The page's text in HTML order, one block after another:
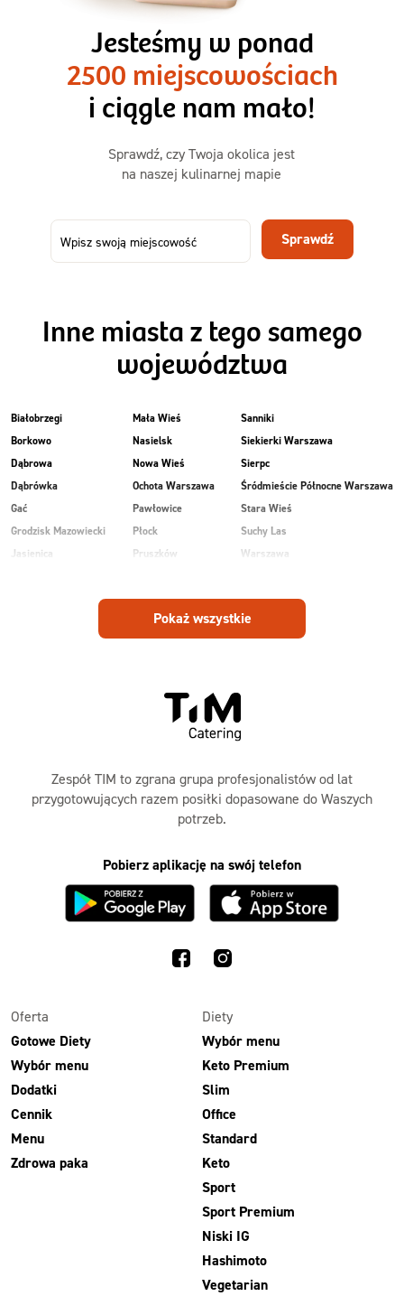
1500kcal - 2250kcal
3 sycące posiłki o większej objętości. Mniej dań,
ta sama wygoda!
50,31 zł
73,99
-32%
Menu
Jesteśmy w ponad
2500 miejscowościach
i ciągle nam mało!
Sprawdź, czy Twoja okolica jest
na naszej kulinarnej mapie
Sprawdź
Inne miasta z tego samego
województwa
Białobrzegi
Borkowo
Dąbrowa
Dąbrówka
Gać
Grodzisk Mazowiecki
Jasienica
Mała Wieś
Nasielsk
Nowa Wieś
Ochota Warszawa
Pawłowice
Płock
Pruszków
Radom
Ruda
Sanniki
Siekierki Warszawa
Sierpc
Śródmieście Północne Warszawa
Stara Wieś
Suchy Las
Warszawa
Wesoła
Zalesie
Pokaż wszystkie
Zespół TIM to zgrana grupa profesjonalistów od lat
przygotowujących razem posiłki dopasowane do Waszych
potrzeb.
Pobierz aplikację na swój telefon
Oferta
Gotowe Diety
Wybór menu
Dodatki
Cennik
Menu
Zdrowa paka
Diety
Wybór menu
Keto Premium
Slim
Office
Standard
Keto
Sport
Sport Premium
Niski IG
Hashimoto
Vegetarian